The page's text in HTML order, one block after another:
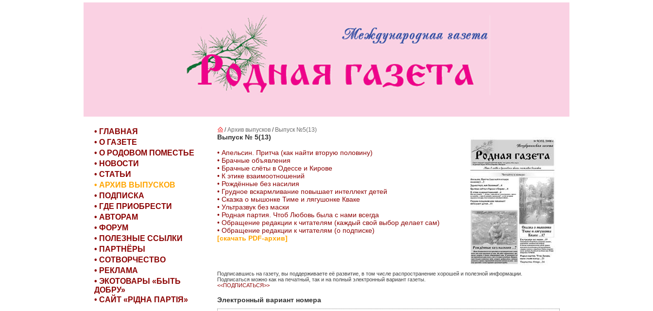
• ГЛАВНАЯ
• О ГАЗЕТЕ
• О РОДОВОМ ПОМЕСТЬЕ
• НОВОСТИ
• СТАТЬИ
• АРХИВ ВЫПУСКОВ
• ПОДПИСКА
• ГДЕ ПРИОБРЕСТИ
• АВТОРАМ
• ФОРУМ
• ПОЛЕЗНЫЕ ССЫЛКИ
• ПАРТНЁРЫ
• СОТВОРЧЕСТВО
• РЕКЛАМА
• ЭКОТОВАРЫ «БЫТЬ
ДОБРУ»
• САЙТ «РІДНА ПАРТІЯ»
/Архив выпусков / Выпуск №5(13)
Выпуск № 5(13)
• Апельсин. Притча (как найти вторую половину)
• Брачные объявления
• Брачные слёты в Одессе и Кирове
• К этике взаимоотношений
• Рождённые без насилия
• Грудное вскармливание повышает интеллект детей
• Сказка о мышонке Тиме и лягушонке Кваке
• Ультразвук без маски
• Родная партия. Чтоб Любовь была с нами всегда
• Обращение редакции к читателям (каждый свой выбор делает сам)
• Обращение редакции к читателям (о подписке)
[скачать PDF-архив]
Подписавшись на газету, вы поддерживаете её развитие, в том числе распространение хорошей и полезной информации.
Подписаться можно как на печатный, так и на полный электронный вариант газеты.
<<ПОДПИСАТЬСЯ>>
Электронный вариант номера